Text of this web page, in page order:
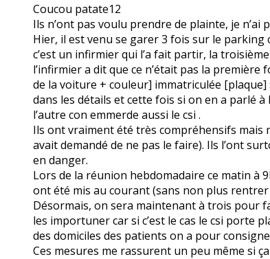
Coucou patate12
Ils n’ont pas voulu prendre de plainte, je n’ai
Hier, il est venu se garer 3 fois sur le
c’est un infirmier qui l’a fait partir, la
l’infirmier a dit que ce n’était pas la première
de la voiture + couleur] immatriculée
dans les détails et cette fois si on en a parlé
l’autre con emmerde aussi le csi .
Ils ont vraiment été très compréhensifs mais
avait demandé de ne pas le faire). Ils l’ont
en danger.
Lors de la réunion hebdomadaire ce matin à
ont été mis au courant (sans non plus
Désormais, on sera maintenant à trois pour
les importuner car si c’est le cas le csi porte
des domiciles des patients on a pour
Ces mesures me rassurent un peu même si